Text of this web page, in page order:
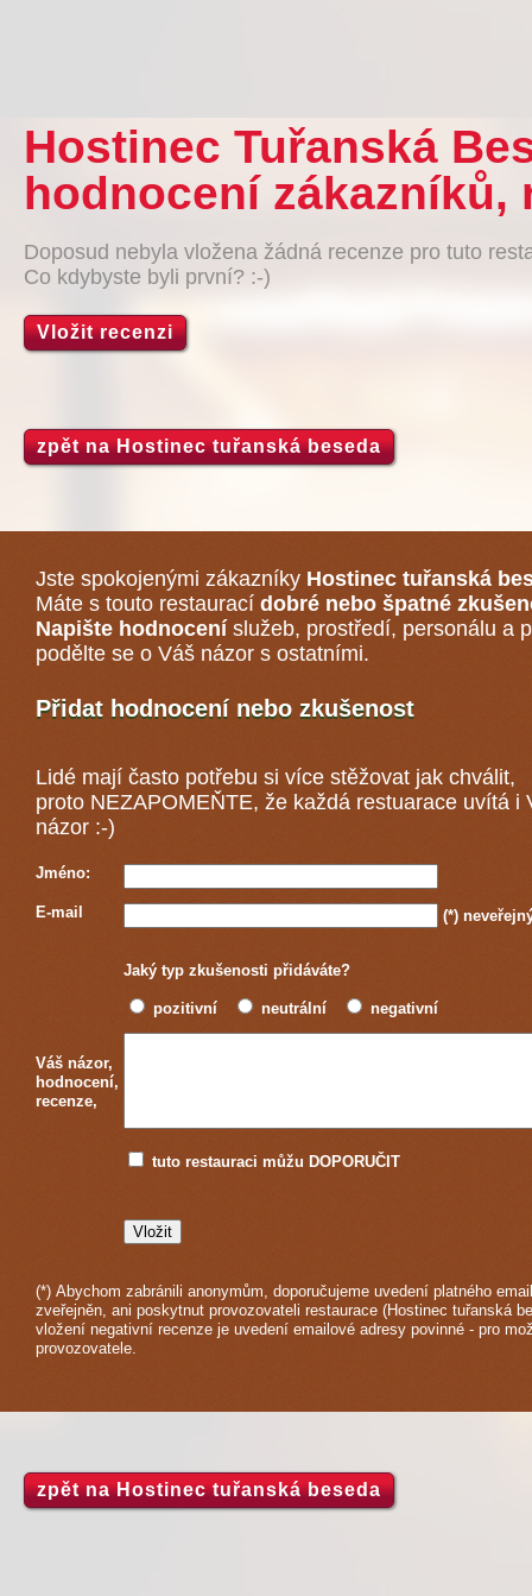
Hostinec Tuřanská
hodnocení zákazníků,
Doposud nebyla vložena žádná recenze pro tuto
Co kdybyste byli první? :-)
Vložit recenzi
zpět na Hostinec tuřanská beseda
Jste spokojenými zákazníky Hostinec tuřanská
Máte s touto restaurací dobré nebo špatné
Napište hodnocení služeb, prostředí, personálu a
podělte se o Váš názor s ostatními.
Přidat hodnocení nebo zkušenost
Lidé mají často potřebu si více stěžovat jak chválit,
proto NEZAPOMEŇTE, že každá restuarace uvítá i
názor :-)
Jméno:
E-mail (*)
Jaký typ zkušenosti přidáváte?
pozitivní neutrální negativní
Váš názor,
hodnocení,
recenze,
tuto restauraci můžu DOPORUČIT
(*) Abychom zabránili anonymům, doporučujeme uvedení platného
zveřejněn, ani poskytnut provozovateli restaurace (Hostinec tuřanská
vložení negativní recenze je uvedení emailové adresy povinné - pro
provozovatele.
zpět na Hostinec tuřanská beseda